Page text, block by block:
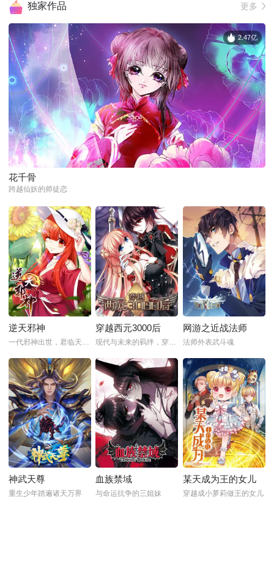
独家作品 更多
花千骨
跨越仙妖的师徒恋
2.47亿
逆天邪神 穿越西元3000后 网游之近战法师
法师外表武斗魂
神武天尊
重生少年踏遍诸天万界
血族禁域
与命运抗争的三姐妹
某天成为王的女儿
穿越成小萝莉做王的女儿